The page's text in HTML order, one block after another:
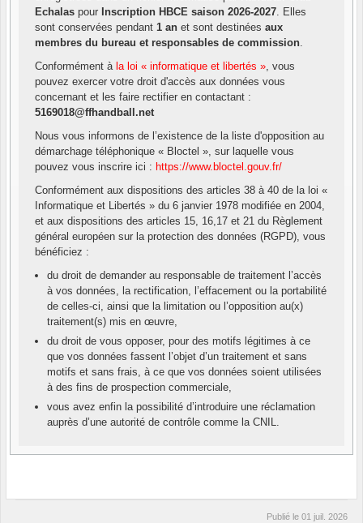
Echalas pour Inscription HBCE saison 2026-2027. Elles
sont conservées pendant 1 an et sont destinées aux
membres du bureau et responsables de commission.
Conformément à la loi « informatique et libertés », vous
pouvez exercer votre droit d'accès aux données vous
concernant et les faire rectifier en contactant :
5169018@ffhandball.net
Nous vous informons de l’existence de la liste d'opposition au
démarchage téléphonique « Bloctel », sur laquelle vous
pouvez vous inscrire ici : https://www.bloctel.gouv.fr/
Conformément aux dispositions des articles 38 à 40 de la loi «
Informatique et Libertés » du 6 janvier 1978 modifiée en 2004,
et aux dispositions des articles 15, 16,17 et 21 du Règlement
général européen sur la protection des données (RGPD), vous
bénéficiez :
du droit de demander au responsable de traitement l’accès
à vos données, la rectification, l’effacement ou la portabilité
de celles-ci, ainsi que la limitation ou l’opposition au(x)
traitement(s) mis en œuvre,
du droit de vous opposer, pour des motifs légitimes à ce
que vos données fassent l’objet d’un traitement et sans
motifs et sans frais, à ce que vos données soient utilisées
à des fins de prospection commerciale,
vous avez enfin la possibilité d’introduire une réclamation
auprès d’une autorité de contrôle comme la CNIL.
Publié le 01 juil. 2026